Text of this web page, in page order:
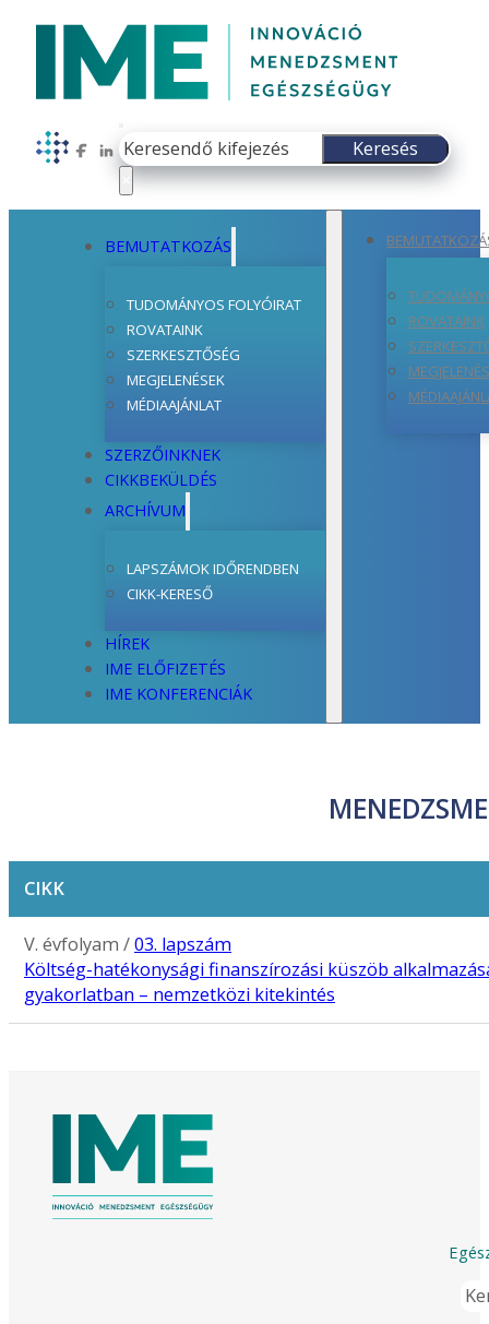
Follow us on Facebook
Follow us on LinkedIn
Keresés
Keresés
BEMUTATKOZÁS
TUDOMÁNYOS FOLYÓIRAT
ROVATAINK
SZERKESZTŐSÉG
MEGJELENÉSEK
MÉDIAAJÁNLAT
SZERZŐINKNEK
CIKKBEKÜLDÉS
ARCHÍVUM
LAPSZÁMOK IDŐRENDBEN
CIKK-KERESŐ
HÍREK
IME ELŐFIZETÉS
IME KONFERENCIÁK
ROVATAINK
CIKK
V. évfolyam /03. lapszám
Költség-hatékonysági finanszírozási küszöb
gyakorlatban – nemzetközi kitekintés